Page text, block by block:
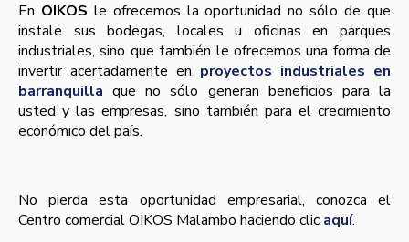
En OIKOS le ofrecemos la oportunidad no sólo de que
instale sus bodegas, locales u oficinas en parques
industriales, sino que también le ofrecemos una forma de
invertir acertadamente en proyectos industriales en
barranquilla que no sólo generan beneficios para la
usted y las empresas, sino también para el crecimiento
económico del paí­s.
No pierda esta oportunidad empresarial, conozca el
Centro comercial OIKOS Malambo haciendo clic aquí.